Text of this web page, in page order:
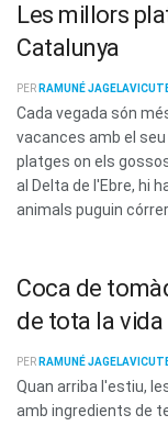
Les millors
Catalunya
PER RAMUNÉ
Cada vegada són
vacances amb el
platges on els
al Delta de l'Ebre, hi
animals puguin
Coca de
de tota la vida
PER RAMUNÉ
Quan arriba l'estiu,
amb ingredients de